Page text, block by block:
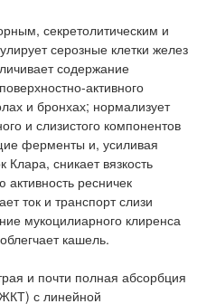
секретолитическим и
серозные клетки желез
содержание
активного
и бронхах; нормализует
и слизистого компонентов
ферменты и, усиливая
сникает вязкость
ресничек
ток и транспорт слизи
мукоцилиарного клиренса
кашель.
и почти полная абсорбция
с линейной